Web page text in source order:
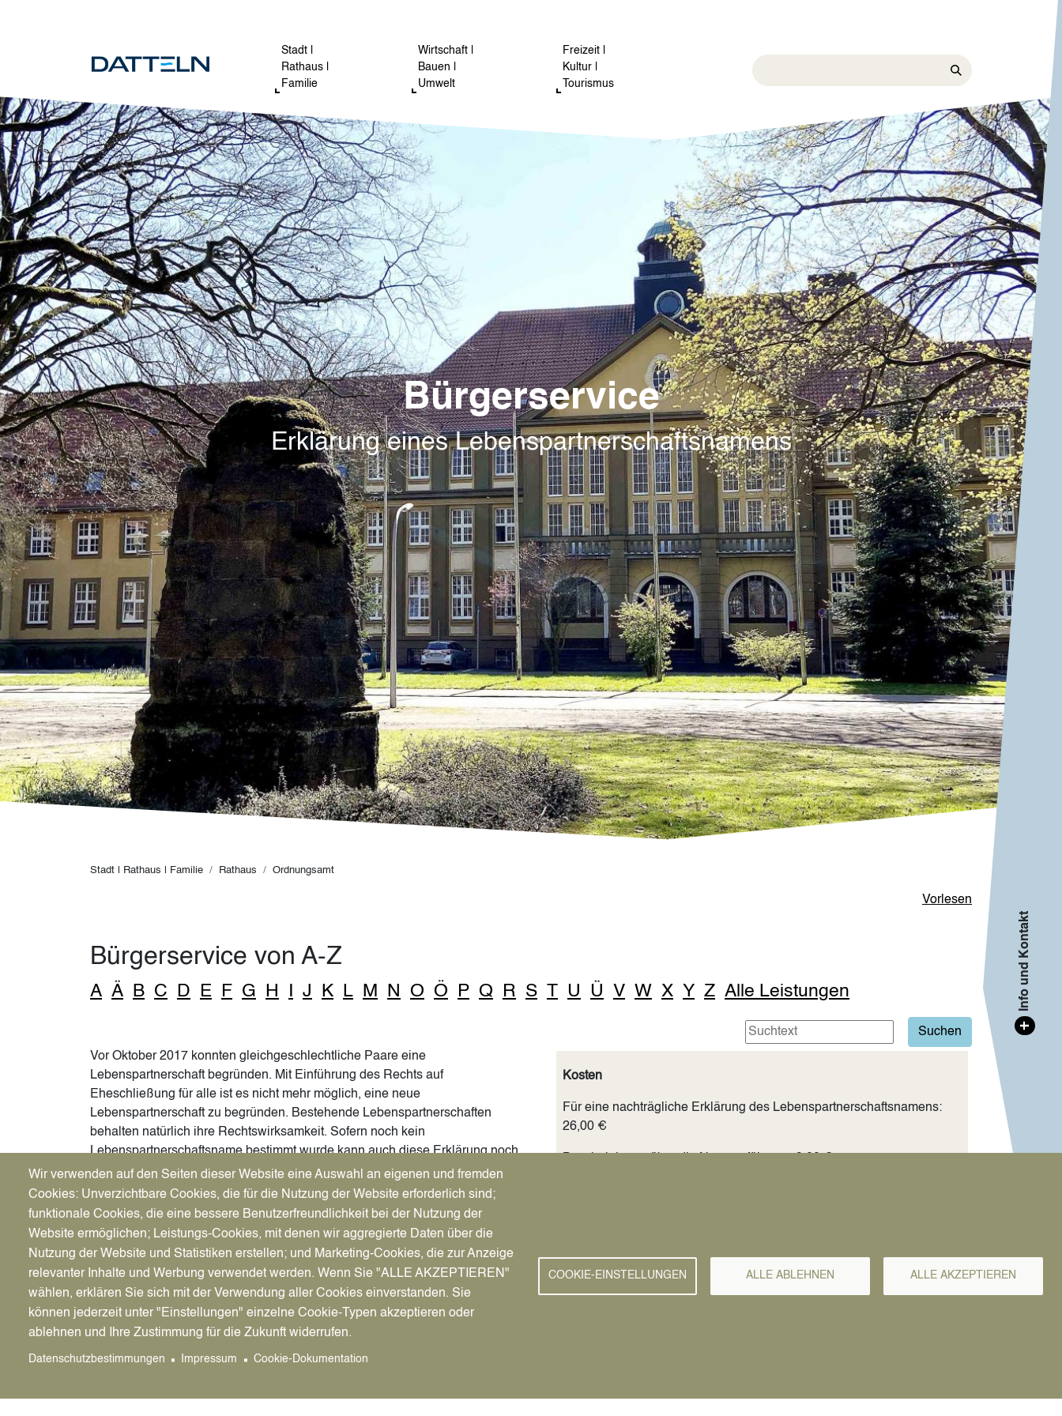
Stadt |
Rathaus |
Familie
Wirtschaft |
Bauen |
Umwelt
Freizeit |
Kultur |
Tourismus
Bürgerservice
Erklärung eines Lebenspartnerschaftsnamens
Pfadnavigation
Stadt | Rathaus | Familie Rathaus Ordnungsamt
Vorlesen
Bürgerservice von A-Z
A Ä B C D E F G H J K L M N O Ö P Q R S T U Ü V W X Y Z Alle Leistungen
Vor Oktober 2017 konnten gleichgeschlechtliche Paare eine
Lebenspartnerschaft begründen. Mit Einführung des Rechts auf
Eheschließung für alle ist es nicht mehr möglich, eine neue
Lebenspartnerschaft zu begründen. Bestehende Lebenspartnerschaften
behalten natürlich ihre Rechtswirksamkeit. Sofern noch kein
Lebenspartnerschaftsname bestimmt wurde kann auch diese Erklärung noch
nachträglich abgegeben werden. Hier besteht die Auswahlmöglichkeit
zwischen dem Geburtsnamen oder den aktuell geführten Familiennamen.
Kosten
Für eine nachträgliche Erklärung des Lebenspartnerschaftsnamens:
26,00 €
Ausweisdokumente (Personalausweis oder Reisepass)
Wir verwenden auf den Seiten dieser Website eine Auswahl an eigenen und fremden
Cookies: Unverzichtbare Cookies, die für die Nutzung der Website erforderlich sind;
funktionale Cookies, die eine bessere Benutzerfreundlichkeit bei der Nutzung der
Website ermöglichen; Leistungs-Cookies, mit denen wir aggregierte Daten über die
Nutzung der Website und Statistiken erstellen; und Marketing-Cookies, die zur Anzeige
relevanter Inhalte und Werbung verwendet werden. Wenn Sie "ALLE AKZEPTIEREN"
wählen, erklären Sie sich mit der Verwendung aller Cookies einverstanden. Sie
können jederzeit unter "Einstellungen" einzelne Cookie-Typen akzeptieren oder
ablehnen und Ihre Zustimmung für die Zukunft widerrufen.
Datenschutzbestimmungen Impressum Cookie-Dokumentation
COOKIE-EINSTELLUNGEN ALLE ABLEHNEN ALLE AKZEPTIEREN
+
Info und Kontakt